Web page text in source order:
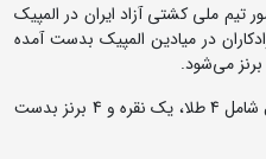
حضور تیم ملی کشتی آزاد ایران در المپیک
مدال توسط آزادکاران در میادین المپیک بدست آمده
همچنین در رشته فرنگی تابحال 9 مدال شامل 4 طلا، یک نقره و 4 برنز بدست